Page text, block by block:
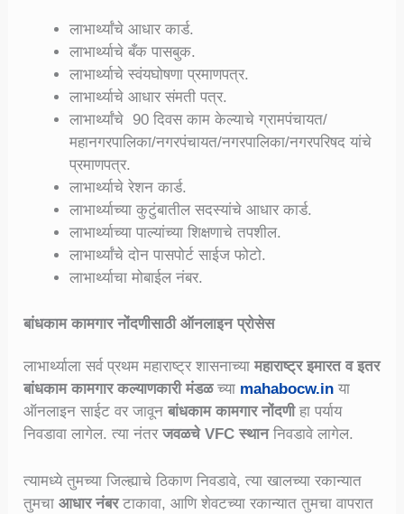
लाभार्थ्यांचे आधार कार्ड.
लाभार्थ्याचे बँक पासबुक.
लाभार्थ्याचे स्वंयघोषणा प्रमाणपत्र.
लाभार्थ्याचे आधार संमती पत्र.
लाभार्थ्यांचे 90 दिवस काम केल्याचे ग्रामपंचायत/
महानगरपालिका/नगरपंचायत/नगरपालिका/नगरपरिषद यांचे
प्रमाणपत्र.
लाभार्थ्याचे रेशन कार्ड.
लाभार्थ्याच्या कुटुंबातील सदस्यांचे आधार कार्ड.
लाभार्थ्याच्या पाल्यांच्या शिक्षणाचे तपशील.
लाभार्थ्यांचे दोन पासपोर्ट साईज फोटो.
लाभार्थ्याचा मोबाईल नंबर.
बांधकाम कामगार नोंदणीसाठी ऑनलाइन प्रोसेस
लाभार्थ्याला सर्व प्रथम महाराष्ट्र शासनाच्यामहाराष्ट्र इमारत व इतर
बांधकाम कामगार कल्याणकारी मंडळच्या mahabocw.in या
ऑनलाइन साईट वर जावूनबांधकाम कामगार नोंदणीहा पर्याय
निवडावा लागेल. त्या नंतरजवळचे VFC स्थाननिवडावे लागेल.
त्यामध्ये तुमच्या जिल्ह्याचे ठिकाण निवडावे, त्या खालच्या रकान्यात
तुमचाआधार नंबरटाकावा, आणि शेवटच्या रकान्यात तुमचा वापरात